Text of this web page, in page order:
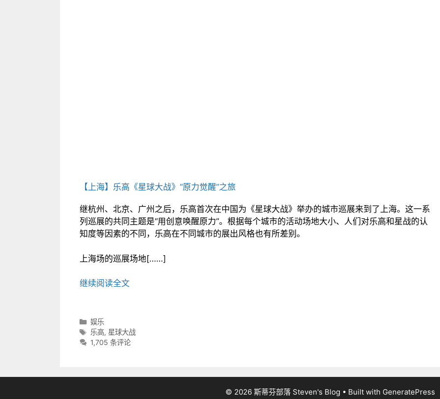
【上海】乐高《星球大战》“原力觉醒”之旅
继杭州、北京、广州之后，乐高首次在中国为《星球大战》举办的城市巡展来到了上海。这一系
列巡展的共同主题是“用创意唤醒原力”。根据每个城市的活动场地大小、人们对乐高和星战的认
知度等因素的不同，乐高在不同城市的展出风格也有所差别。
上海场的巡展场地[……]
继续阅读全文
分
类
目
娱乐
标
签
乐高, 星球大战
1,705 条评论
© 2026 斯蒂芬部落 Steven's Blog • Built with GeneratePress